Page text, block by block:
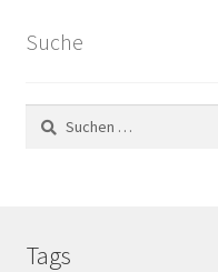
Suche
Suchen
nach:
Tags